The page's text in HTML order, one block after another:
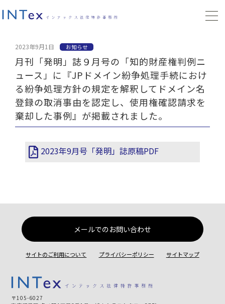
2023年9月1日 お知らせ
月刊「発明」誌９月号の「知的財産権判例ニ
ュース」に『JPドメイン紛争処理手続におけ
る紛争処理方針の規定を解釈してドメイン名
登録の取消事由を認定し、使用権確認請求を
棄却した事例』が掲載されました。
2023年9月号「発明」誌原稿PDF
メールでのお問い合わせ
サイトのご利用について プライバシーポリシー サイトマップ
〒105-6027